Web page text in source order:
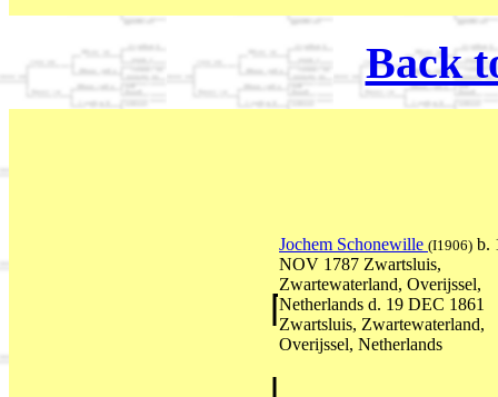
Back
Jochem Schonewille (I1906) b.
NOV 1787 Zwartsluis,
Zwartewaterland, Overijssel,
Netherlands d. 19 DEC 1861
Zwartsluis, Zwartewaterland,
Overijssel, Netherlands